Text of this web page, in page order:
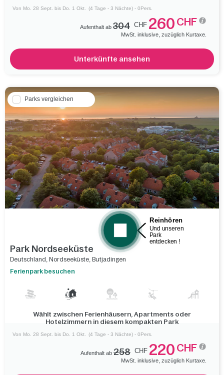
Von Mo. 28 Sept. bis Do. 1 Okt. (4 Tage - 3 Nächte) - 0Pers.
Aufenthalt ab 304 CHF 260 CHF
MwSt. inklusive, zuzüglich Kurtaxe.
Unterkünfte ansehen
Parks vergleichen
Park Nordseeküste
Deutschland, Nordseeküste, Butjadingen
Ferienpark besuchen
Wählt zwischen Ferienhäusern, Apartments oder
Hotelzimmern in diesem kompakten Park
Von Mo. 28 Sept. bis Do. 1 Okt. (4 Tage - 3 Nächte) - 0Pers.
Aufenthalt ab 258 CHF 220 CHF
MwSt. inklusive, zuzüglich Kurtaxe.